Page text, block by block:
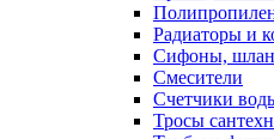
Радиаторы и
Сифоны,
Смесители
Счетчики
Тросы